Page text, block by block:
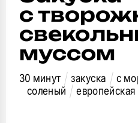
с
муссом
30 минут закуска с
соленый
европейская